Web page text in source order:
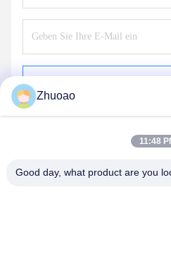
Zhuoao
11:48
Good day, what product are you